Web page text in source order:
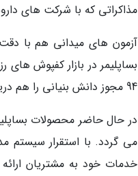
مذاکراتی که با شرکت های
بساپلیمر در بازار کفپوش
94 مجوز دانش بنیانی را هم دریافت کردیم.
در حال حاضر محصولات
خدمات خود به مشتریان